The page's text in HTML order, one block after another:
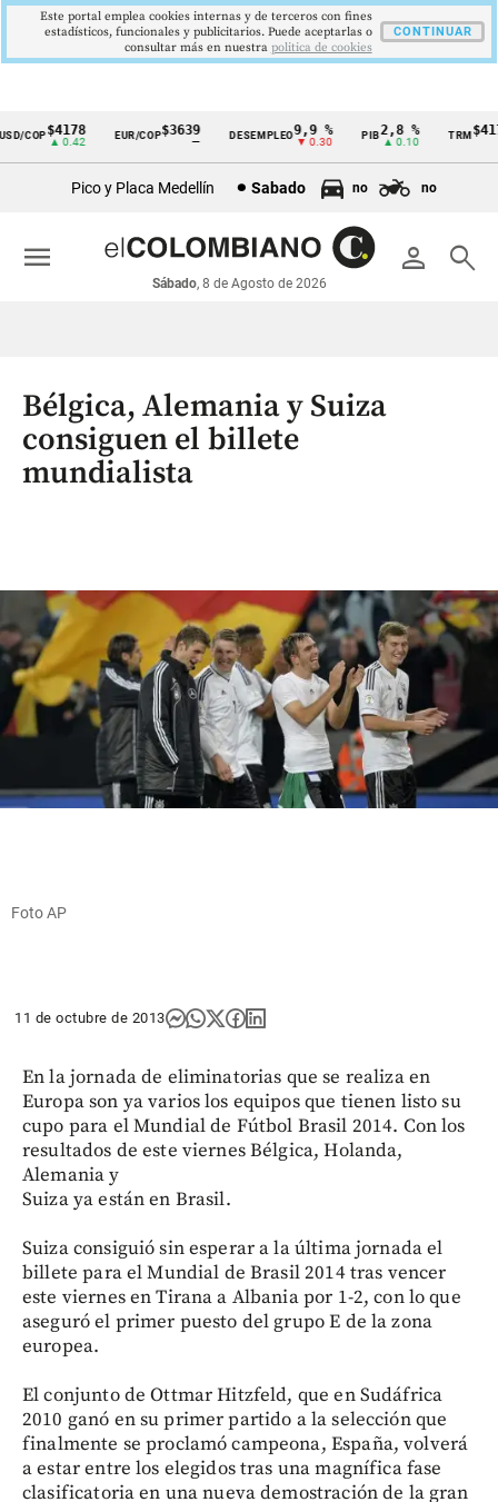
Cintillo
económicos
Colombia
COP$4178
▲ 0.42
EUR/COP$3639 DESEMPLEO 9,9 %
▼ 0.30
2,8 %
▲ 0.10
TRM
Pico y Placa Medellín Sabado no no
person search
Sábado, 8 de Agosto de 2026
menu
Bélgica, Alemania y Suiza
consiguen el billete
mundialista
Foto AP
11 de octubre de 2013
En la jornada de eliminatorias que se realiza en
Europa son ya varios los equipos que tienen listo su
cupo para el Mundial de Fútbol Brasil 2014. Con los
resultados de este viernes Bélgica, Holanda,
Alemania y
Suiza ya están en Brasil.
Suiza consiguió sin esperar a la última jornada el
billete para el Mundial de Brasil 2014 tras vencer
este viernes en Tirana a Albania por 1-2, con lo que
aseguró el primer puesto del grupo E de la zona
europea.
El conjunto de Ottmar Hitzfeld, que en Sudáfrica
2010 ganó en su primer partido a la selección que
finalmente se proclamó campeona, España, volverá
a estar entre los elegidos tras una magnífica fase
clasificatoria en una nueva demostración de la gran
Este portal emplea cookies internas y de terceros con fines
estadísticos, funcionales y publicitarios. Puede aceptarlas o
consultar más en nuestra politica de cookies
CONTINUAR